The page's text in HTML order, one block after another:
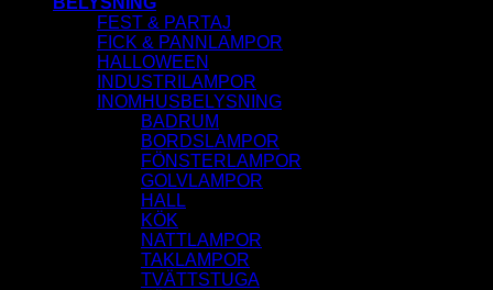
FEST & PARTAJ
FICK & PANNLAMPOR
HALLOWEEN
INDUSTRILAMPOR
INOMHUSBELYSNING
BADRUM
BORDSLAMPOR
FÖNSTERLAMPOR
GOLVLAMPOR
HALL
KÖK
NATTLAMPOR
TAKLAMPOR
TVÄTTSTUGA